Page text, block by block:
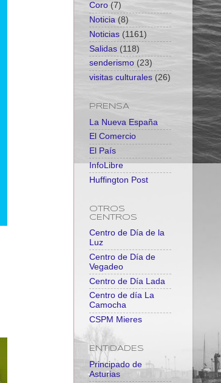
Coro (7)
Noticia (8)
Noticias (1161)
Salidas (118)
senderismo (23)
visitas culturales (26)
PRENSA
La Nueva España
El Comercio
El País
InfoLibre
Huffington Post
OTROS
CENTROS
Centro de Día de la
Luz
Centro de Día de
Vegadeo
Centro de Día Lada
Centro de día La
Camocha
CSPM Mieres
ENTIDADES
Principado de
Asturias